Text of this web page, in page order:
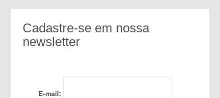
Cadastre-se em nossa
newsletter
E-mail: